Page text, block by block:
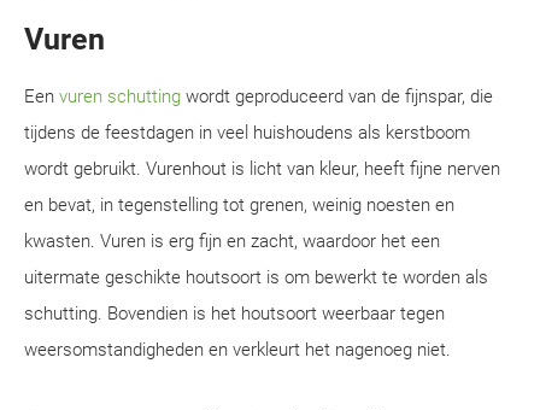
Vuren
Een vuren schutting wordt geproduceerd van de fijnspar, die
tijdens de feestdagen in veel huishoudens als kerstboom
wordt gebruikt. Vurenhout is licht van kleur, heeft fijne nerven
en bevat, in tegenstelling tot grenen, weinig noesten en
kwasten. Vuren is erg fijn en zacht, waardoor het een
uitermate geschikte houtsoort is om bewerkt te worden als
schutting. Bovendien is het houtsoort weerbaar tegen
weersomstandigheden en verkleurt het nagenoeg niet.